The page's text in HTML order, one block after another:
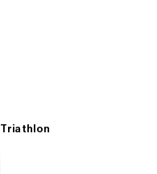
Triathlon